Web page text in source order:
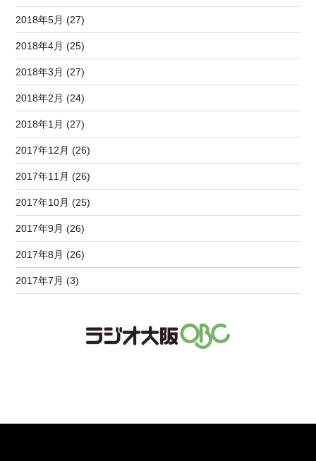
2018年5月 (27)
2018年4月 (25)
2018年3月 (27)
2018年2月 (24)
2018年1月 (27)
2017年12月 (26)
2017年11月 (26)
2017年10月 (25)
2017年9月 (26)
2017年8月 (26)
2017年7月 (3)